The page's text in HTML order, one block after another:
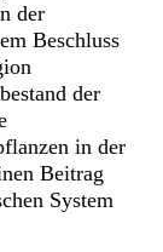
der
Beschluss
der
in der
Beitrag
System